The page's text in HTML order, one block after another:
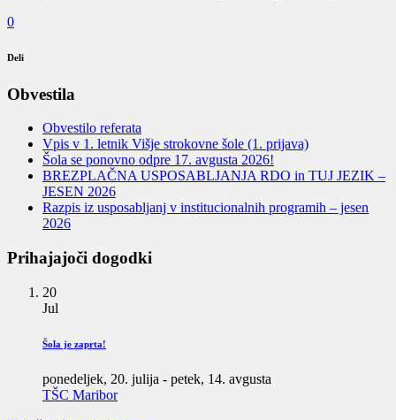
0
Deli
Obvestila
Obvestilo referata
Vpis v 1. letnik Višje strokovne šole (1. prijava)
Šola se ponovno odpre 17. avgusta 2026!
BREZPLAČNA USPOSABLJANJA RDO in TUJ JEZIK –
JESEN 2026
Razpis iz usposabljanj v institucionalnih programih – jesen
2026
Prihajajoči dogodki
20
Jul
Šola je zaprta!
ponedeljek, 20. julija - petek, 14. avgusta
TŠC Maribor